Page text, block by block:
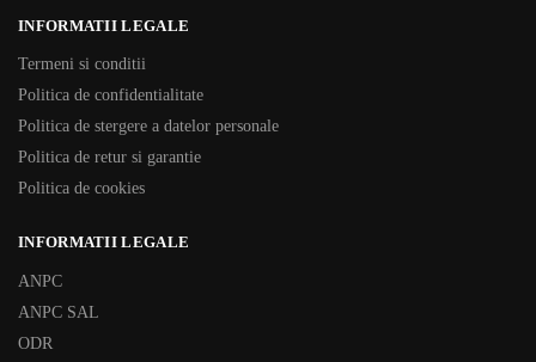
INFORMATII LEGALE
Termeni si conditii
Politica de confidentialitate
Politica de stergere a datelor personale
Politica de retur si garantie
Politica de cookies
INFORMATII LEGALE
ANPC
ANPC SAL
ODR